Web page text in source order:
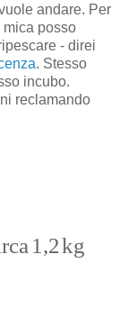
andare. Per
mica posso
- direi
. Stesso
incubo.
reclamando
1,2 kg